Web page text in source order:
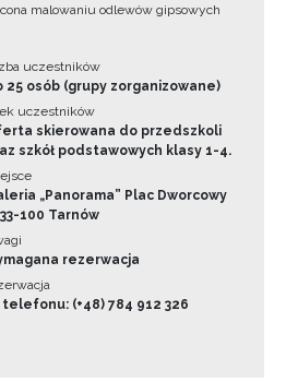
malowaniu odlewów gipsowych
uczestników
25 osób (grupy zorganizowane)
uczestników
skierowana do przedszkoli
szkół podstawowych klasy 1-4.
„Panorama” Plac Dworcowy
100 Tarnów
rezerwacja
telefonu: (+48) 784 912 326